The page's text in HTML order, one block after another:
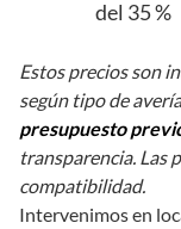
del 35 %
Estos precios son
según tipo de
presupuesto
transparencia. Las
compatibilidad.
Intervenimos en